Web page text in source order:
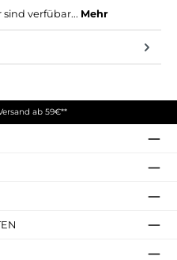
verfübar... Mehr
ab 59€**